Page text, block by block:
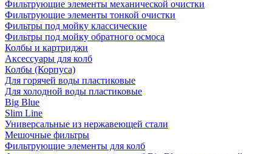
Фильтрующие элементы механической очистки
Фильтрующие элементы тонкой очистки
Фильтры под мойку классические
Фильтры под мойку обратного осмоса
Колбы и картриджи
Аксессуары для колб
Колбы (Корпуса)
Для горячей воды пластиковые
Для холодной воды пластиковые
Big Blue
Slim Line
Универсальные из нержавеющей стали
Мешочные фильтры
Фильтрующие элементы для колб